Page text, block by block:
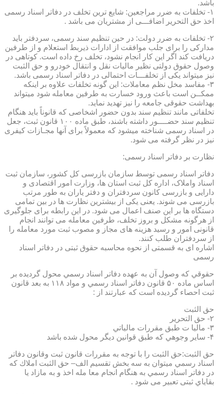
باشد.
۱- تخلفات به ضرر مراجعین: شایع ترین تخلف در دفاتر اسناد رسمی
اخذ حق التحریر اضافـــی از مشتریان می باشد .
۲- تخلفات به ضرر دولت: در حین تنظیم سند رسمی، سردفتر باید
مدارکی را برای جلب موافقت از ادارات ذیربط استعلام و از طرفین
دریافت کند اگر این کار انجام نشود، تخلف رخ داده است. کوتاهی در
وصول حقوق دولتی نظیر مالیات نقل و انتقال خودرو و حق الثبت
نیز میتواند یکی از تخلفـــات احتمالی در دفاتر اسناد رسمی باشد.
۳- مفاسد مخل نظم معاملات: این گونه تخلفات علاوه بر اینکه
ممکــن است باعث ورود خسارت به طرفین معامله شود میتواند
بهداشت حقوقی جامعه را نیز تهدید نماید.
تخلفاتی مانند تنظیم سند بدون حضور اشخاصی که قانوناً باید هنگام
تنظیم سند حضــــور داشته باشند، طبق ماده ۱۰۰ قانون ثبت، جعل
در اسناد رسمی شناخته میشود که معمولاً برای آنها مجـازات کیفری
نیز در نظر گرفته می شود.
نظارت بر دفاتر اسناد رسمی:
دفاتر اسناد رسمی توسط سازمان بازرسی کل کشور، سازمان ثبت
اسناد واملاک، اداره کل ثبت استان ها، وزارت امور اقتصادی و
دارایی و بازرسی کانون سردفتران و دفتر یاران به طور مرتب
بازرسی می شوند. یعنی یکی از بیشترین نظارت ها در بین تمامی
دستگاه ها بر این صنف اعمال می شود. در این رابطه برای جلوگیری
از هرگونه مشکل و بروز تخلف، طرفین معامله می توانند انجام
قانونی امور و رسید هزینه های مجاز و مصوب ثبت مورد معامله را
از سردفتران طلب کنند.
اشاره ای به قسمتی از نحوه محاسبه حقوق ثبتی در دفاتر اسناد
رسمی
حقوقي كه وصول آن به عهده دفاتر اسناد رسمي محول گرديده بر
اساس ماده ۵۰ قانون دفاتر اسناد رسمي و مواد ۱۱۸ به بعد قانون
ثبت احصاء گرديده است كه عبارتند از :
حق الثبت
۲- حق التحرير
۳- ماليا ت طبق مقررات مالياتي
۴- ساير وجوهي كه طبق قوانين ديگر محول شده باشد
حق الثبت:حق الثبت را با توجه به مقررات قانون ثبت وقانون دفاتر
اسناد رسمي ميتوان به سه بخش تقسيم الف– حق الثبت املاك كه
در دفاتر اسناد رسمي به هنگام انجام معا مله اخذ و به مازاد يا
بقاياي ثبتی تعبیر می شود .